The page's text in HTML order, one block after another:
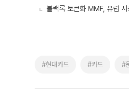
블랙록 토큰화 MMF, 유럽 시
#현대카드 #카드 #